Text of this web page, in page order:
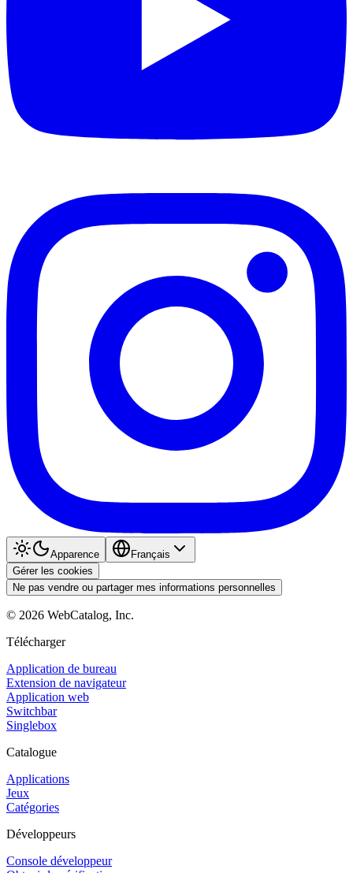
Apparence
Français
Gérer les cookies
Ne pas vendre ou partager mes informations personnelles
© 2026 WebCatalog, Inc.
Télécharger
Application de bureau
Extension de navigateur
Application web
Switchbar
Singlebox
Catalogue
Applications
Jeux
Catégories
Développeurs
Console développeur